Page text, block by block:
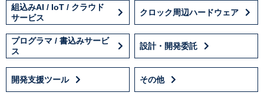
組込みAI / IoT / クラウド
サービス
クロック周辺ハードウェア
プログラマ / 書込みサービ
ス
設計・開発委託
開発支援ツール その他